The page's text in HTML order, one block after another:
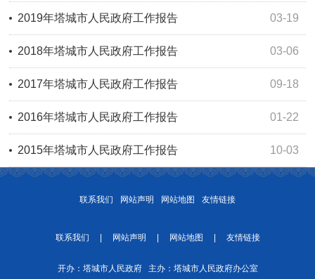
03-19
2019年塔城市人民政府工作报告
03-06
2018年塔城市人民政府工作报告
09-18
2017年塔城市人民政府工作报告
01-22
2016年塔城市人民政府工作报告
10-03
2015年塔城市人民政府工作报告
联系我们 网站声明 网站地图 友情链接
联系我们 网站声明 网站地图 友情链接
开办：塔城市人民政府 主办：塔城市人民政府办公室